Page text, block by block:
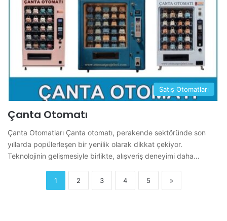
Satış Otomatları
Çanta Otomatı
Çanta Otomatları Çanta otomatı, perakende sektöründe son
yıllarda popülerleşen bir yenilik olarak dikkat çekiyor.
Teknolojinin gelişmesiyle birlikte, alışveriş deneyimi daha…
1 2 3 4 5 »